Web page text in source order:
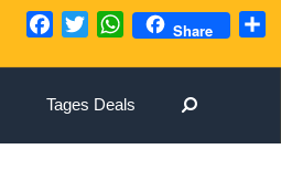
Facebook
TwitterWhatsApp
Share
Tages Deals